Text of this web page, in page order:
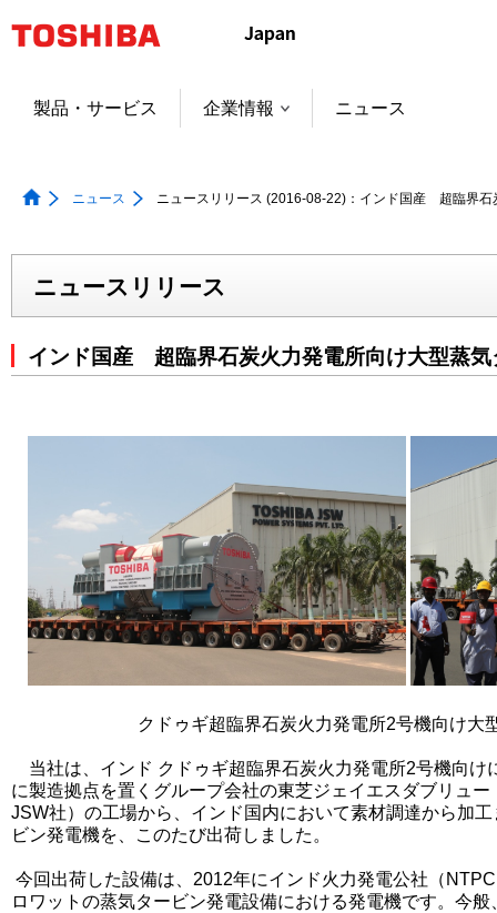
ャ
製品・サービス 企業情報 ニュース
ニュース ニュースリリース (2016-08-22)：インド国産 超臨界石
ニュースリリース
インド国産 超臨界石炭火力発電所向け大型蒸気
クドゥギ超臨界石炭火力発電所2号機向け大
当社は、インド クドゥギ超臨界石炭火力発電所2号機向け
に製造拠点を置くグループ会社の東芝ジェイエスダブリュ
JSW社）の工場から、インド国内において素材調達から加
ビン発電機を、このたび出荷しました。
今回出荷した設備は、2012年にインド火力発電公社（
ロワットの蒸気タービン発電設備における発電機です。今